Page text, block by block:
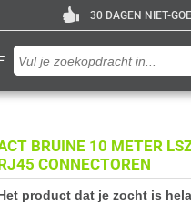
30 DAGEN NIET-
BRUINE 10 METER
CONNECTOREN
product dat je zocht is